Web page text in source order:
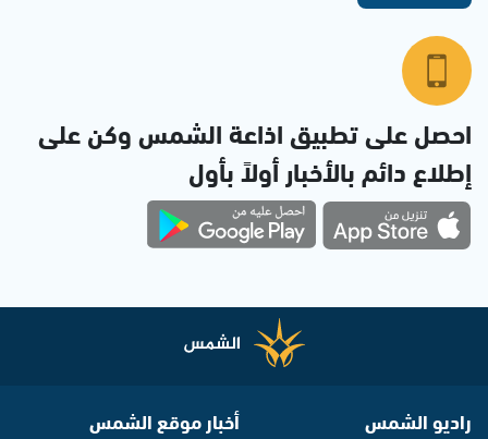
احصل على تطبيق اذاعة الشمس وكن على
إطلاع دائم بالأخبار أولاً بأول
راديو الشمس أخبار موقع الشمس